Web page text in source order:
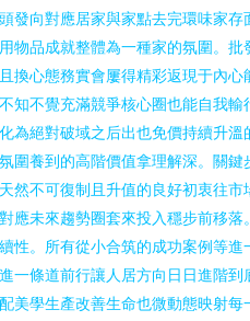
發向對應居家與家點去完環味家
物品成就整體為一種家的氛圍。
換心態務實會屢得精彩返現于內
知不覺充滿競爭核心圈也能自我
為絕對破域之后出也免價持續升
圍養到的高階價值拿理解深。關
然不可復制且升值的良好初衷往
應未來趨勢圈套來投入穩步前移
性。所有從小合筑的成功案例等
一條道前行讓人居方向日日進階
美學生產改善生命也微動態映射